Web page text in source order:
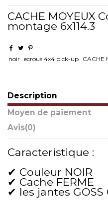
CACHE MOYEUX
montage 6x114.3
noir ecrous 4x4 pick-up CACHE
Description
Moyen de paiement
Avis(0)
Caracteristique :
✔ Couleur NOIR
✔ Cache FERME
✔ les jantes